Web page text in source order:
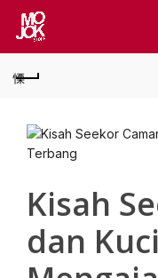
Kisah
dan